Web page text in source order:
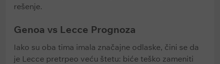
rešenje.
Genoa vs Lecce Prognoza
Iako su oba tima imala značajne odlaske, čini se da
je Lecce pretrpeo veću štetu: biće teško zameniti